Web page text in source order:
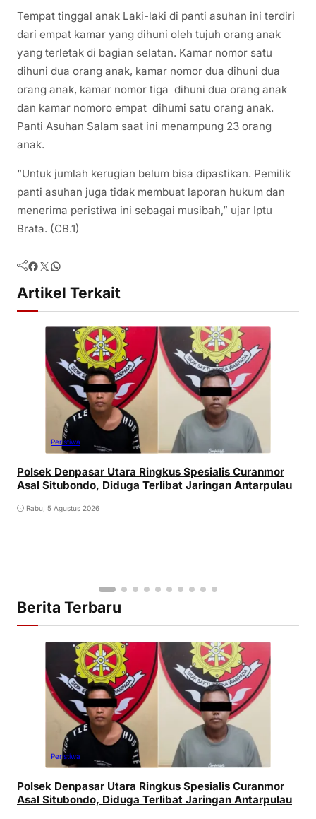
Tempat tinggal anak Laki-laki di panti asuhan ini terdiri
dari empat kamar yang dihuni oleh tujuh orang anak
yang terletak di bagian selatan. Kamar nomor satu
dihuni dua orang anak, kamar nomor dua dihuni dua
orang anak, kamar nomor tiga dihuni dua orang anak
dan kamar nomoro empat dihumi satu orang anak.
Panti Asuhan Salam saat ini menampung 23 orang
anak.
“Untuk jumlah kerugian belum bisa dipastikan. Pemilik
panti asuhan juga tidak membuat laporan hukum dan
menerima peristiwa ini sebagai musibah,” ujar Iptu
Brata. (CB.1)
Facebook Twitter WhatsApp
Artikel Terkait
Peristiwa
Polsek Denpasar Utara Ringkus Spesialis Curanmor
Asal Situbondo, Diduga Terlibat Jaringan Antarpulau
Rabu, 5 Agustus 2026
Berita Terbaru
Peristiwa
Polsek Denpasar Utara Ringkus Spesialis Curanmor
Asal Situbondo, Diduga Terlibat Jaringan Antarpulau